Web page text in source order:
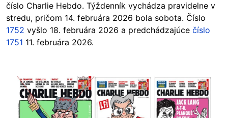
číslo Charlie Hebdo. Týždenník vychádza pravidelne v
stredu, pričom 14. februára 2026 bola sobota. Číslo
1752 vyšlo 18. februára 2026 a predchádzajúce číslo
1751 11. februára 2026.
Image